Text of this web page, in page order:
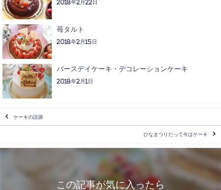
2018年2月22日
苺タルト
2018年2月15日
バースデイケーキ・デコレーションケーキ
2018年2月1日
ケーキの語源
ひなまつりだって今はケーキ
この記事が気に入ったら